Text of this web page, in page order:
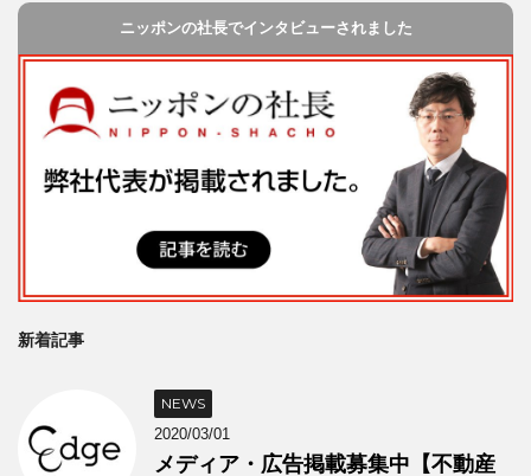
ニッポンの社長でインタビューされました
新着記事
NEWS
2020/03/01
メディア・広告掲載募集中【不動産